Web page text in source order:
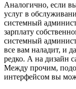
Аналогично, если
услуг в
системный
зарплату
системный
все вам наладит, и
редко. А на дизайн
Между прочим,
интерфейсом вы